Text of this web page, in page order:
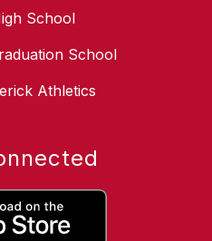
School
School
Athletics